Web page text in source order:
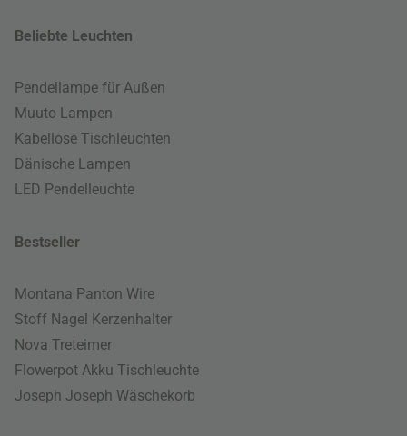
Beliebte Leuchten
Pendellampe für Außen
Muuto Lampen
Kabellose Tischleuchten
Dänische Lampen
LED Pendelleuchte
Bestseller
Montana Panton Wire
Stoff Nagel Kerzenhalter
Nova Treteimer
Flowerpot Akku Tischleuchte
Joseph Joseph Wäschekorb